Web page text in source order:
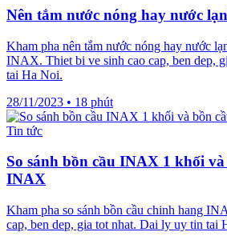
Nên tắm nước nóng hay nước
Kham pha nên tắm nước nóng hay nước
INAX. Thiet bi ve sinh cao cap, ben dep,
tai Ha Noi.
28/11/2023 • 18 phút
Tin tức
So sánh bồn cầu INAX 1 khối
INAX
Kham pha so sánh bồn cầu chinh hang
cap, ben dep, gia tot nhat. Dai ly uy tin tai